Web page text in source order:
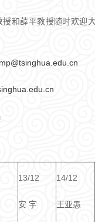
授和薛平教授随时欢迎
13/12
安 宇
14/12
王亚愚